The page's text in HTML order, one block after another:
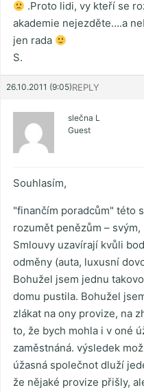
.Proto lidi, vy kteří se
akademie nejezděte….a
jen rada
S.
26.10.2011 (9:05)REPLY
slečna L
Guest
Souhlasím,
"finančím poradcům" této
rozumět penězům –
Smlouvy uzavírají kvůli
odměny (auta, luxusní
Bohužel jsem jednu
domu pustila. Bohužel
zlákat na ony provize, na
to, že bych mohla i v oné
zaměstnáná. výsledek
úžasná společnot dluží
že nějaké provize přišly,